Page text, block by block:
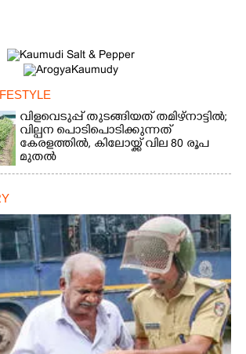
വിളവെടുപ്പ് തുടങ്ങിയത് തമിഴ്നാട്ടിൽ;
വില്പന പൊടിപൊടിക്കുന്നത്
കേരളത്തിൽ, കിലോയ്ക്ക് വില 80 രൂപ
മുതൽ